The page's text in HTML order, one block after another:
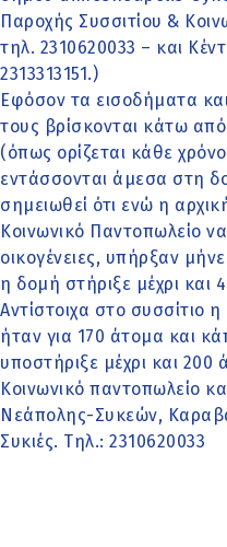
Παροχής Συσσιτίου &
τηλ. 2310620033 – και
2313313151.)
Εφόσον τα εισοδήματα
τους βρίσκονται κάτω
(όπως ορίζεται κάθε
εντάσσονται άμεσα στη
σημειωθεί ότι ενώ η
Κοινωνικό Παντοπωλείο
οικογένειες, υπήρξαν
η δομή στήριξε μέχρι και
Αντίστοιχα στο συσσίτιο
ήταν για 170 άτομα και
υποστήριξε μέχρι και 200
Κοινωνικό παντοπωλείο
Νεάπολης-Συκεών,
Συκιές. Τηλ.: 2310620033